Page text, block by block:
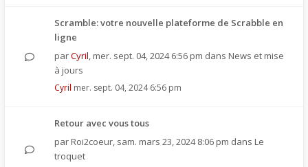
Scramble: votre nouvelle plateforme de Scrabble en
ligne
parCyril, mer. sept. 04, 2024 6:56 pm dans News et mise
à jours
Cyril mer. sept. 04, 2024 6:56 pm
Retour avec vous tous
par Roi2coeur, sam. mars 23, 2024 8:06 pm dans Le
troquet